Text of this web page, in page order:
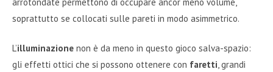
soprattutto se collocati sulle pareti in modo asimmetrico.
L’illuminazione non è da meno in questo gioco salva-spazio:
gli effetti ottici che si possono ottenere con faretti, grandi